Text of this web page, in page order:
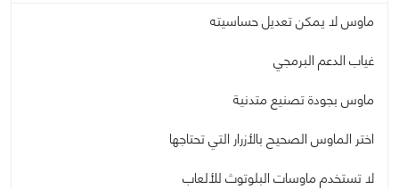
ماوس لا يمكن تعديل حساسيته
غياب الدعم البرمجي
ماوس بجودة تصنيع متدنية
اختر الماوس الصحيح بالأزرار التي تحتاجها
لا تستخدم ماوسات البلوتوث للألعاب